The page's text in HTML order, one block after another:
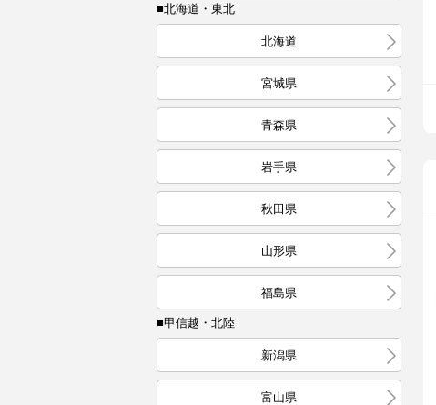
■北海道・東北
北海道
宮城県
青森県
岩手県
秋田県
山形県
福島県
■甲信越・北陸
新潟県
富山県